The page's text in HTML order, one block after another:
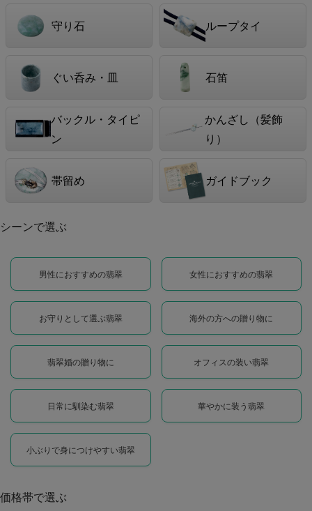
守り石 ループタイ
ぐい呑み・皿 石笛
バックル・タイピ
ン
かんざし（髪飾
り）
帯留め ガイドブック
シーンで選ぶ
男性におすすめの翡翠 女性におすすめの翡翠
お守りとして選ぶ翡翠 海外の方への贈り物に
翡翠婚の贈り物に オフィスの装い翡翠
日常に馴染む翡翠 華やかに装う翡翠
小ぶりで身につけやすい翡翠
価格帯で選ぶ